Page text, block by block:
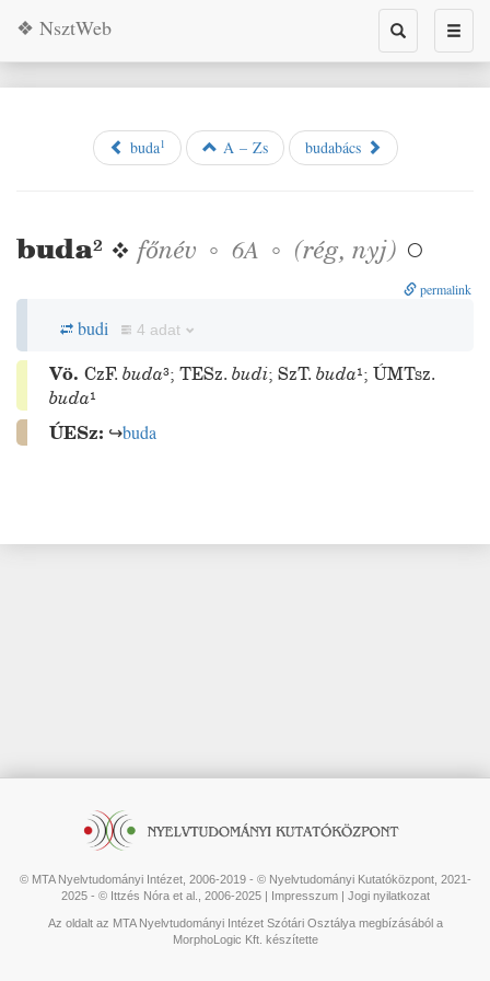
Toggle
search
❖ NsztWeb
buda1 A – Zs budabács
buda² ❖ főnév ◦ 6A ◦ (rég, nyj) 
permalink
budi 4 adat
Vö. CzF. buda³; TESz. budi; SzT. buda¹; ÚMTsz.
buda¹
ÚESz: ↪buda
© MTA Nyelvtudományi Intézet, 2006-2019 - © Nyelvtudományi Kutatóközpont, 2021-
2025 - © Ittzés Nóra et al., 2006-2025 | Impresszum| Jogi nyilatkozat
Az oldalt az MTA Nyelvtudományi Intézet Szótári Osztálya megbízásából a
MorphoLogic Kft. készítette